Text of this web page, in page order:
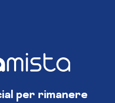
per rimanere